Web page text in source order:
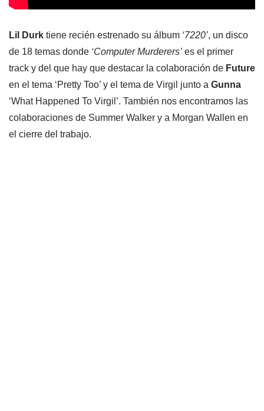
Lil Durk tiene recién estrenado su álbum ‘7220’, un disco
de 18 temas donde ‘Computer Murderers’ es el primer
track y del que hay que destacar la colaboración de Future
en el tema ‘Pretty Too’ y el tema de Virgil junto a Gunna
‘What Happened To Virgil’. También nos encontramos las
colaboraciones de Summer Walker y a Morgan Wallen en
el cierre del trabajo.